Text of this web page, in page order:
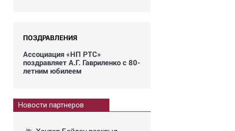
ПОЗДРАВЛЕНИЯ
Ассоциация «НП РТС»
поздравляет А.Г. Гавриленко с 80-
летним юбилеем
Новости партнеров